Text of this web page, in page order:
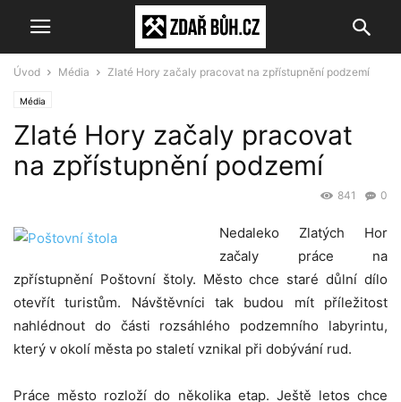
Úvod Média Zlaté Hory začaly pracovat na zpřístupnění podzemí
Média
Zlaté Hory začaly pracovat
na zpřístupnění podzemí
0
841
Nedaleko Zlatých Hor
začaly práce na
zpřístupnění Poštovní štoly. Město chce staré důlní dílo
otevřít turistům. Návštěvníci tak budou mít příležitost
nahlédnout do části rozsáhlého podzemního labyrintu,
který v okolí města po staletí vznikal při dobývání rud.
Práce město rozloží do několika etap. Ještě letos chce